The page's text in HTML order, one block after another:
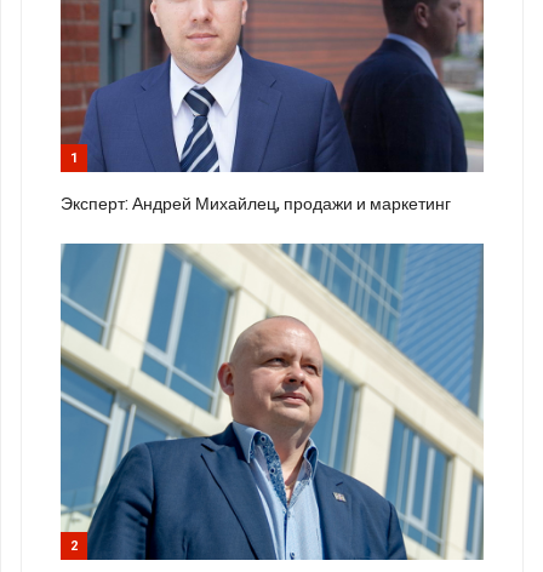
1
Эксперт: Андрей Михайлец, продажи и маркетинг
2